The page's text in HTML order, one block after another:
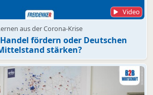
Video
aus der Corona-Krise
fördern oder Deutschen
stärken?